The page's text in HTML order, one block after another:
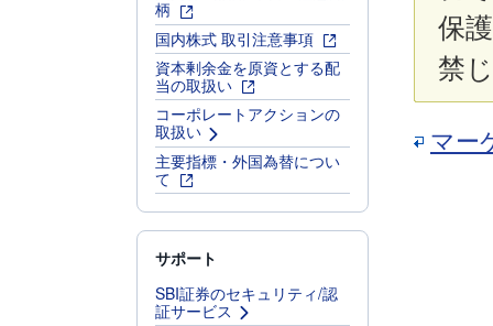
柄
国内株式 取引注意事項
資本剰余金を原資とする配
当の取扱い
コーポレートアクションの
取扱い
主要指標・外国為替につい
て
サポート
SBI証券のセキュリティ/認
証サービス
保
禁
マー